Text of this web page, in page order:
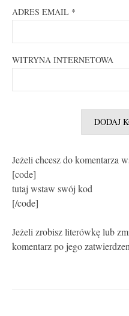
ADRES EMAIL *
WITRYNA INTERNETOWA
Jeżeli chcesz do komentarza
[code]
tutaj wstaw swój kod
[/code]
Jeżeli zrobisz literówkę lub
komentarz po jego